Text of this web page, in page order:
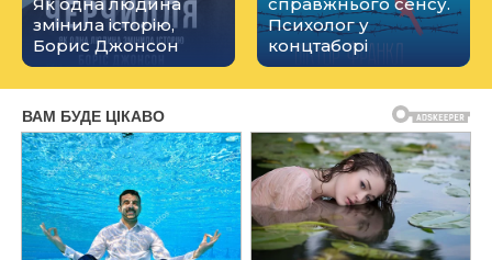
змінила історію,
Борис Джонсон
Психолог у
концтаборі